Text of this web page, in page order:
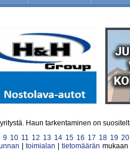
yritystä. Haun tarkentaminen on
9 10 11 12 13 14 15 16 17 18 19 20
toimialan tietomäärän mukaan